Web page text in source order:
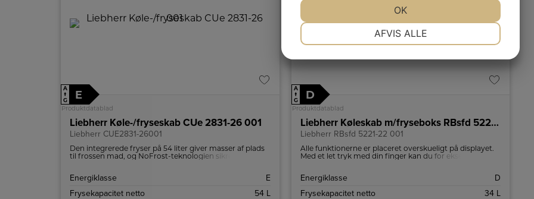
A
↑
G
E
Produktdatablad
Liebherr Køle-/fryseskab CUe 2831-26 001
Liebherr CUE2831-26001
Den integrerede fryser på 54 liter giver masser af plads
til frossen mad, og NoFrost-teknologien sikrer, at du
Energiklasse
E
Frysekapacitet netto
54 L
A
↑
G
D
Produktdatablad
Liebherr Køleskab m/fryseboks RBsfd 5221-22 001
Liebherr RBsfd 5221-22 001
Alle funktionerne er placeret overskueligt på displayet.
Med et let tryk med din finger kan du for eksempel
Energiklasse
D
Frysekapacitet netto
34 L
AFVIS ALLE
OK